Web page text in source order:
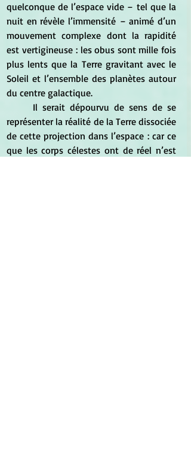
quelconque de l’espace vide – tel que la
nuit en révèle l’immensité – animé d’un
mouvement complexe dont la rapidité
est vertigineuse : les obus sont mille fois
plus lents que la Terre gravitant avec le
Soleil et l’ensemble des planètes autour
du centre galactique.
représenter la réalité de la Terre dissociée
de cette projection dans l’espace : car ce
que les corps célestes ont de réel n’est